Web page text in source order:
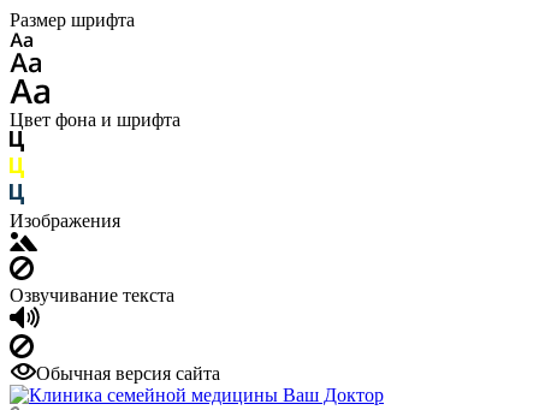
Размер шрифта
Цвет фона и шрифта
Изображения
Озвучивание текста
Обычная версия сайта